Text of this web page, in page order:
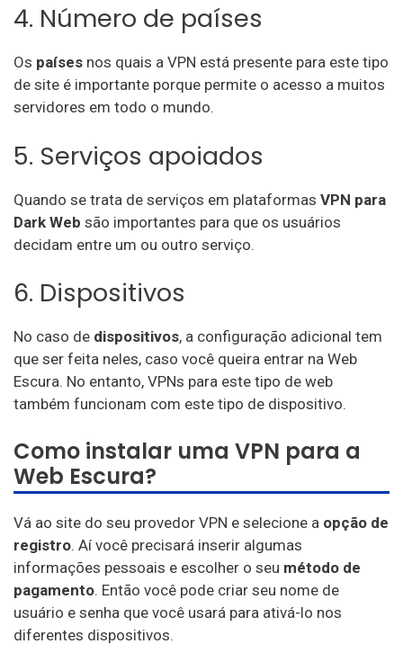
4. Número de países
Os países nos quais a VPN está presente para este tipo
de site é importante porque permite o acesso a muitos
servidores em todo o mundo.
5. Serviços apoiados
Quando se trata de serviços em plataformas VPN para
Dark Web são importantes para que os usuários
decidam entre um ou outro serviço.
6. Dispositivos
No caso de dispositivos, a configuração adicional tem
que ser feita neles, caso você queira entrar na Web
Escura. No entanto, VPNs para este tipo de web
também funcionam com este tipo de dispositivo.
Como instalar uma VPN para a
Web Escura?
Vá ao site do seu provedor VPN e selecione a opção de
registro. Aí você precisará inserir algumas
informações pessoais e escolher o seu método de
pagamento. Então você pode criar seu nome de
usuário e senha que você usará para ativá-lo nos
diferentes dispositivos.